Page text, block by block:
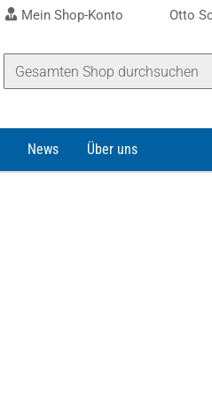
Mein Shop-Konto Otto
News Über uns